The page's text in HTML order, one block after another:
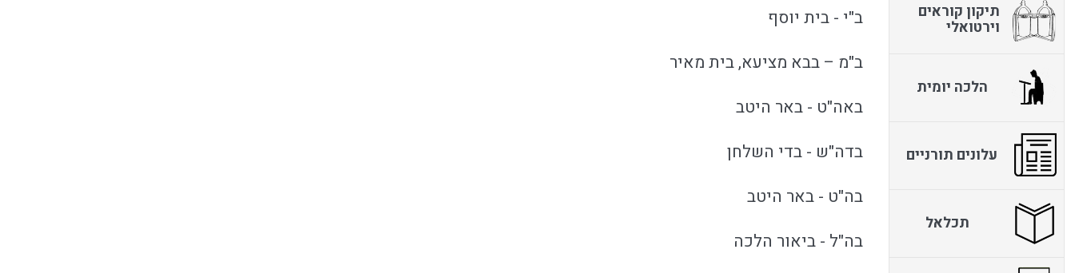
ב"י - בית יוסף
ב"מ – בבא מציעא, בית מאיר
באה"ט - באר היטב
בדה"ש - בדי השלחן
בה"ט - באר היטב
בה"ל - ביאור הלכה
תיקון קוראים
וירטואלי
הלכה יומית
עלונים תורניים
תכלאל